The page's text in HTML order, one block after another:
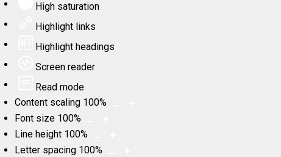
High saturation
Highlight links
Highlight headings
Screen reader
Read mode
Content scaling 100%
Font size 100%
Line height 100%
Letter spacing 100%